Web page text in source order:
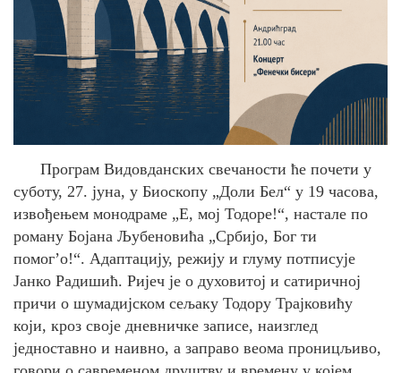
Програм Видовданских свечаности ће почети у
суботу, 27. јуна, у Биоскопу „Доли Бел“ у 19 часова,
извођењем монодраме „Е, мој Тодоре!“, настале по
роману Бојана Љубеновића „Србијо, Бог ти
помог’о!“. Адаптацију, режију и глуму потписује
Јанко Радишић. Ријеч је о духовитој и сатиричној
причи о шумадијском сељаку Тодору Трајковићу
који, кроз своје дневничке записе, наизглед
једноставно и наивно, а заправо веома проницљиво,